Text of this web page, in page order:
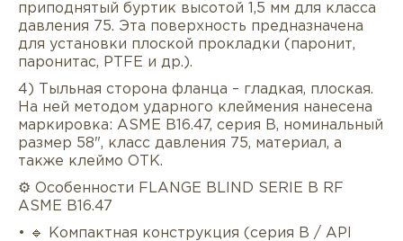
приподнятый буртик высотой 1,5 мм для класса
давления 75. Эта поверхность предназначена
для установки плоской прокладки (паронит,
паронитас, PTFE и др.).
4) Тыльная сторона фланца – гладкая, плоская.
На ней методом ударного клеймения нанесена
маркировка: ASME B16.47, серия B, номинальный
размер 58", класс давления 75, материал, а
также клеймо ОТК.
⚙️ Особенности FLANGE BLIND SERIE B RF
ASME B16.47
• 🔹 Компактная конструкция (серия B / API